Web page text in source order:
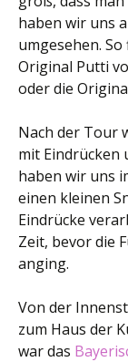
haben wir uns
umgesehen.
Original Putti
oder die
Nach der Tour
mit Eindrücken
haben wir uns
einen kleinen
Eindrücke
Zeit, bevor die
anging.
Von der
zum Haus der
war das